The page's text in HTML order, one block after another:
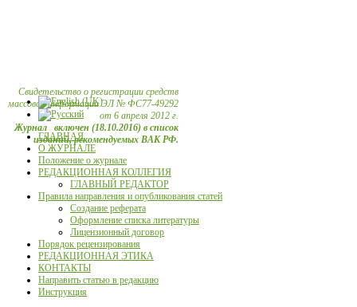
Свидетельство о регистрации средств
массовой информации ЭЛ № ФС77-49292
от 6 апреля 2012 г.
Журнал включен (18.10.2016) в список
изданий, рекомендуемых ВАК РФ.
ГЛАВНАЯ
О ЖУРНАЛЕ
Положение о журнале
РЕДАКЦИОННАЯ КОЛЛЕГИЯ
ГЛАВНЫЙ РЕДАКТОР
Правила направления и опубликования статей
Создание реферата
Оформление списка литературы
Лицензионный договор
Порядок рецензирования
РЕДАКЦИОННАЯ ЭТИКА
КОНТАКТЫ
Направить статью в редакцию
Инструкция